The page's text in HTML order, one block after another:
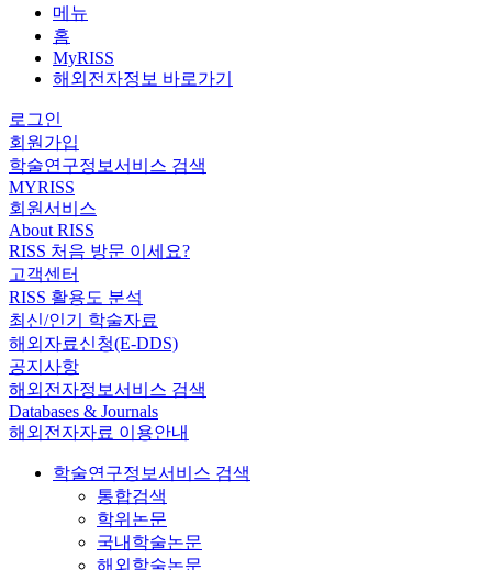
메뉴
홈
MyRISS
해외전자정보 바로가기
로그인
회원가입
학술연구정보서비스 검색
MYRISS
회원서비스
About RISS
RISS 처음 방문 이세요?
고객센터
RISS 활용도 분석
최신/인기 학술자료
해외자료신청(E-DDS)
공지사항
해외전자정보서비스 검색
Databases & Journals
해외전자자료 이용안내
학술연구정보서비스 검색
통합검색
학위논문
국내학술논문
해외학술논문